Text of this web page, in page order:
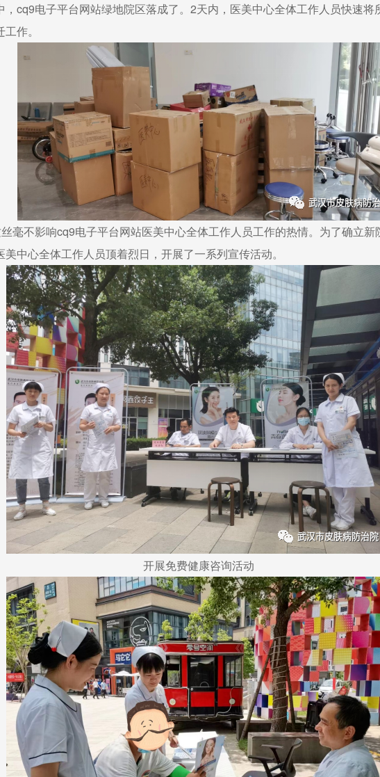
cq9电子平台网站绿地院区落成了。2天内，医美中心全体工作人员快速
作。
毫不影响cq9电子平台网站医美中心全体工作人员工作的热情。为了确立
中心全体工作人员顶着烈日，开展了一系列宣传活动。
开展免费健康咨询活动